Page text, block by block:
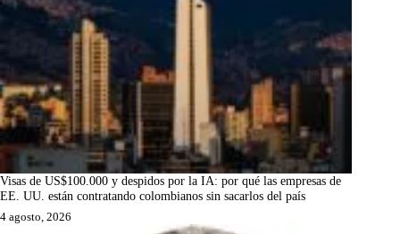
Visas de US$100.000 y despidos por la IA: por qué las empresas de
EE. UU. están contratando colombianos sin sacarlos del país
4 agosto, 2026